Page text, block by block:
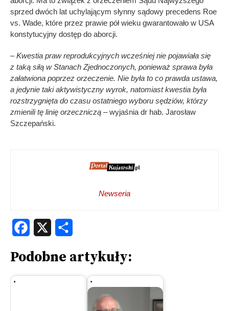
sprzed dwóch lat uchylającym słynny sądowy precedens Roe
vs. Wade, które przez prawie pół wieku gwarantowało w USA
konstytucyjny dostęp do aborcji.
– Kwestia praw reprodukcyjnych wcześniej nie pojawiała się
z taką siłą w Stanach Zjednoczonych, ponieważ sprawa była
załatwiona poprzez orzeczenie. Nie była to co prawda ustawa,
a jedynie taki aktywistyczny wyrok, natomiast kwestia była
rozstrzygnięta do czasu ostatniego wyboru sędziów, którzy
zmienili tę linię orzeczniczą –wyjaśnia dr hab. Jarosław
Szczepański.
Newseria
Facebook
Podobne artykuły: